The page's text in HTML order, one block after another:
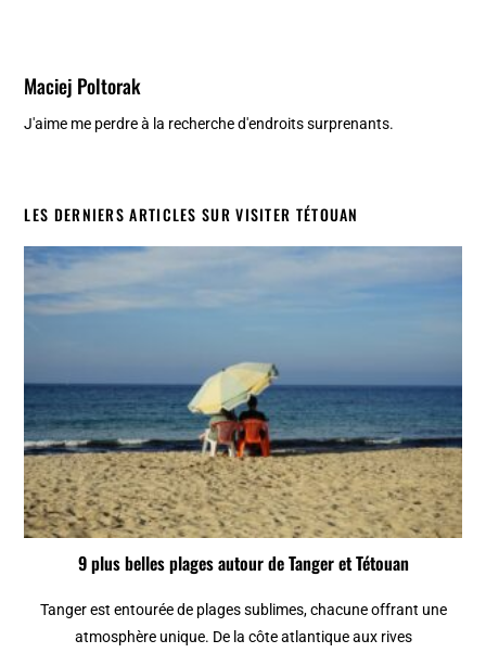
Maciej Poltorak
J'aime me perdre à la recherche d'endroits surprenants.
LES DERNIERS ARTICLES SUR VISITER TÉTOUAN
9 plus belles plages autour de Tanger et Tétouan
Tanger est entourée de plages sublimes, chacune offrant une
atmosphère unique. De la côte atlantique aux rives